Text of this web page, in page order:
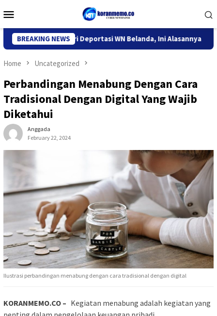
to
Menu
BREAKING NEWS
Kediri Deportasi WN Belanda, Ini Alasannya 9
Home Uncategorized
Perbandingan Menabung Dengan Cara
Tradisional Dengan Digital Yang Wajib
Diketahui
Anggada
February 22, 2024
Ilustrasi perbandingan menabung dengan cara tradisional dengan digital
KORANMEMO.CO – Kegiatan menabung adalah kegiatan yang